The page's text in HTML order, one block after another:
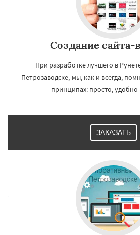
Создание сайта-
При разработке лучшего в
Петрозаводске, мы, как и всегда,
принципах: просто, удобно
ЗАКАЗАТЬ